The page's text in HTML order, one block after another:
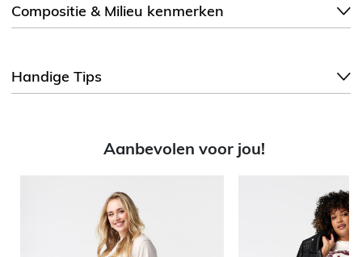
Compositie & Milieu kenmerken
Handige Tips
Aanbevolen voor jou!